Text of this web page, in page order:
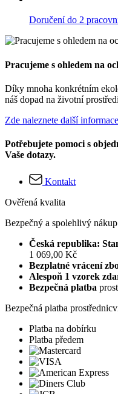
Doručení do 2
Pracujeme s ohledem na
Díky mnoha konkrétním
náš dopad na životní
Zde naleznete další
Potřebujete pomoci s
Vaše dotazy.
Kontakt
Ověřená kvalita
Bezpečný a spolehlivý nákup
Česká republika:
1 069,00 Kč
Bezplatné vrácení
Alespoň 1 vzorek
Bezpečná platba
Bezpečná platba
Platba na dobírku
Platba předem